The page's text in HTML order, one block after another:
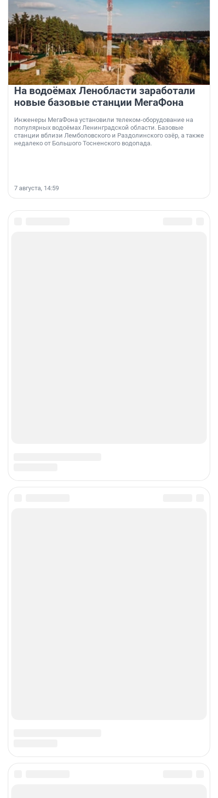
На водоёмах Ленобласти заработали
новые базовые станции МегаФона
Инженеры МегаФона установили телеком-оборудование на
популярных водоёмах Ленинградской области. Базовые
станции вблизи Лемболовского и Раздолинского озёр, а также
недалеко от Большого Тосненского водопада.
7 августа, 14:59